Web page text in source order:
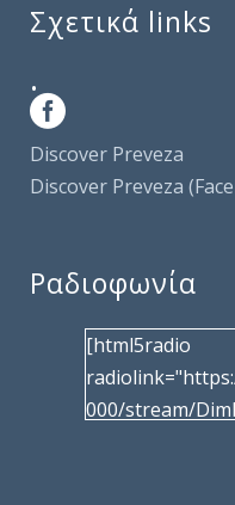
Σχετικά links
.
Discover Preveza
Discover Preveza
Ραδιοφωνία
[html5radio
000/stream/